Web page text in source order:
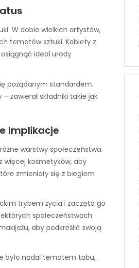
W dobie wielkich artystów,
tematów sztuki. Kobiety z
ideal urody
pożądanym standardem.
zawierał składniki takie jak
Implikacje
warstwy społeczeństwa.
więcej kosmetyków, aby
zmieniały się z biegiem
trybem życia i zaczęto go
społeczeństwach
aby podkreślić swoją
było nadal tematem tabu,